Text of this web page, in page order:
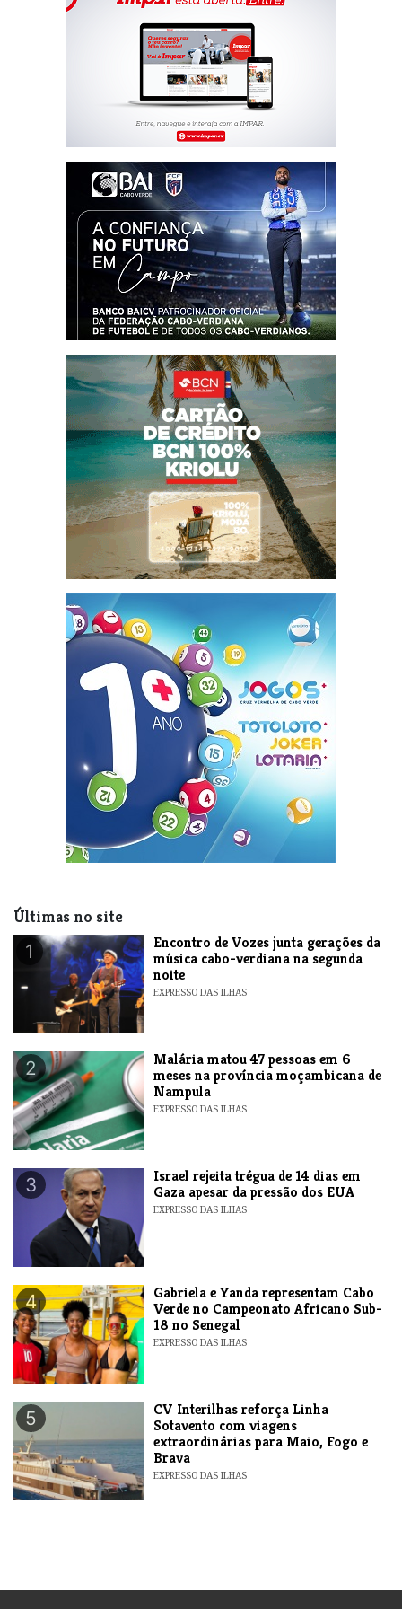
Últimas no site
1
Encontro de Vozes junta gerações da
música cabo-verdiana na segunda
noite
EXPRESSO DAS ILHAS
2
​Malária matou 47 pessoas em 6
meses na província moçambicana de
Nampula
EXPRESSO DAS ILHAS
3
​Israel rejeita trégua de 14 dias em
Gaza apesar da pressão dos EUA
EXPRESSO DAS ILHAS
4
Gabriela e Yanda representam Cabo
Verde no Campeonato Africano Sub-
18 no Senegal
EXPRESSO DAS ILHAS
5
​CV Interilhas reforça Linha
Sotavento com viagens
extraordinárias para Maio, Fogo e
Brava
EXPRESSO DAS ILHAS